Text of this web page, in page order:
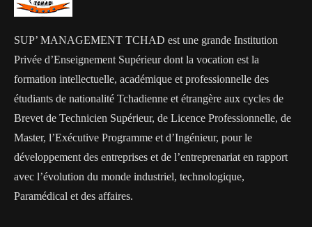
SUP’ MANAGEMENT TCHAD est une grande Institution
Privée d’Enseignement Supérieur dont la vocation est la
formation intellectuelle, académique et professionnelle des
étudiants de nationalité Tchadienne et étrangère aux cycles de
Brevet de Technicien Supérieur, de Licence Professionnelle, de
Master, l’Exécutive Programme et d’Ingénieur, pour le
développement des entreprises et de l’entreprenariat en rapport
avec l’évolution du monde industriel, technologique,
Paramédical et des affaires.